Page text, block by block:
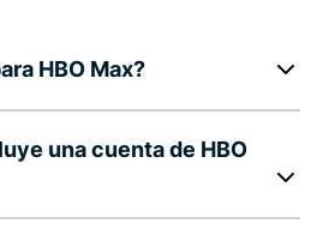
HBO Max?
una cuenta de HBO